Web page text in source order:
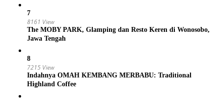
7
8161 View
The MOBY PARK, Glamping dan Resto Keren di Wonosobo,
Jawa Tengah
8
7215 View
Indahnya OMAH KEMBANG MERBABU: Traditional
Highland Coffee